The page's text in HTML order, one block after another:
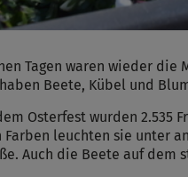
Tagen waren wieder
Beete, Kübel und
Osterfest wurden 2.535
leuchten sie unter
Auch die Beete auf dem